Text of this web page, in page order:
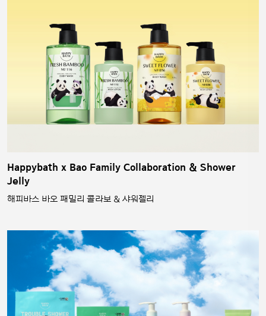
Happybath x Bao Family Collaboration & Shower
Jelly
해피바스 바오 패밀리 콜라보 & 샤워젤리